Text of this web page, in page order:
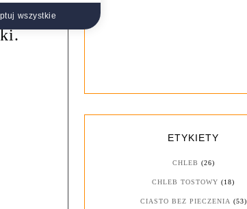
ETYKIETY
CHLEB (26)
CHLEB TOSTOWY (18)
CIASTO BEZ PIECZENIA (53)
wszystkie